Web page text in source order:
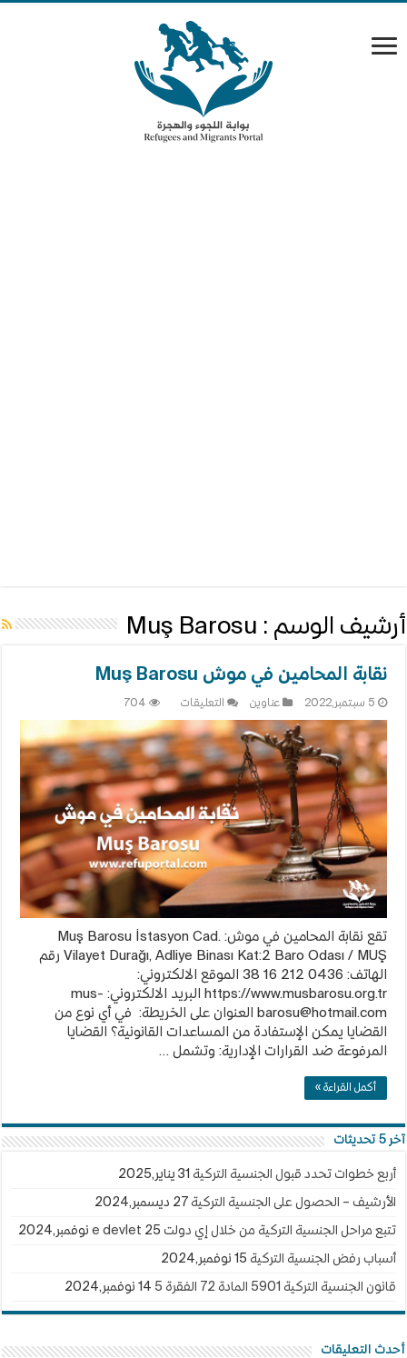
أرشيف الوسم : Muş Barosu
نقابة المحامين في موش Muş Barosu
5 سبتمبر,2022 عناوين التعليقات
المحامين
موش
Muş
Barosu
مغلقة
704
تقع نقابة المحامين في موش: Muş Barosu İstasyon Cad.
Vilayet Durağı, Adliye Binası Kat:2 Baro Odası / MUŞ رقم
الهاتف: 0436 212 16 38 الموقع الالكتروني:
https://www.musbarosu.org.tr البريد الالكتروني:
mus-
barosu@hotmail.com
العنوان على الخريطة: في أي نوع من
القضايا يمكن الإستفادة من المساعدات القانونية؟ القضايا
المرفوعة ضد القرارات الإدارية: وتشمل …
أكمل القراءة »
آخر 5 تحديثات
أربع خطوات تحدد قبول الجنسية التركية 31 يناير,2025
الأرشيف – الحصول على الجنسية التركية 27 ديسمبر,2024
تتبع مراحل الجنسية التركية من خلال إي دولت e devlet 25 نوفمبر,2024
أسباب رفض الجنسية التركية 15 نوفمبر,2024
قانون الجنسية التركية 5901 المادة 72 الفقرة 5 14 نوفمبر,2024
أحدث التعليقات